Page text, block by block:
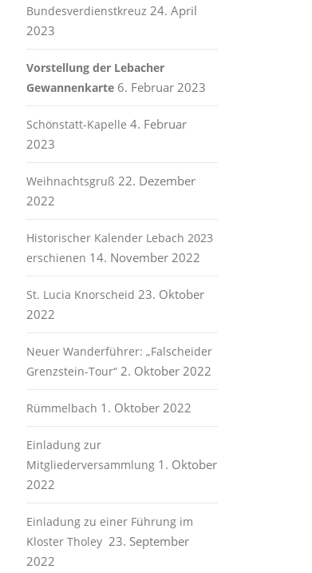
Bundesverdienstkreuz 24. April
2023
Vorstellung der Lebacher
Gewannenkarte 6. Februar 2023
Schönstatt-Kapelle 4. Februar
2023
Weihnachtsgruß 22. Dezember
2022
Historischer Kalender Lebach 2023
erschienen 14. November 2022
St. Lucia Knorscheid 23. Oktober
2022
Neuer Wanderführer: „Falscheider
Grenzstein-Tour“ 2. Oktober 2022
Rümmelbach 1. Oktober 2022
Einladung zur
Mitgliederversammlung 1. Oktober
2022
Einladung zu einer Führung im
Kloster Tholey 23. September
2022